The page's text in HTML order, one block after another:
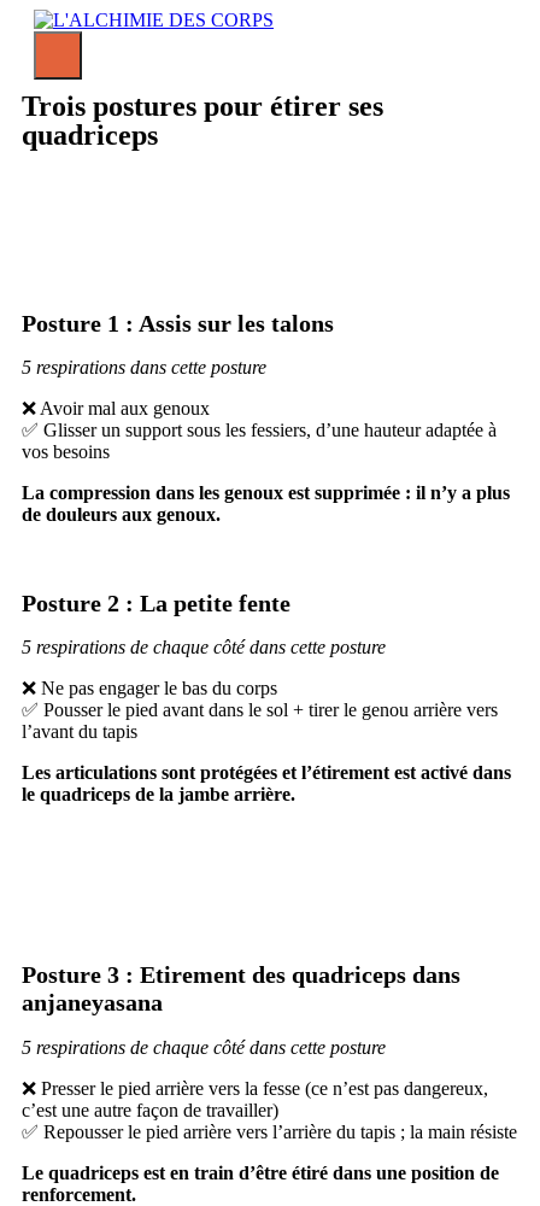
Trois postures pour étirer ses
quadriceps
Posture 1 : Assis sur les talons
5 respirations dans cette posture
❌ Avoir mal aux genoux
✅ Glisser un support sous les fessiers, d’une hauteur adaptée à
vos besoins
La compression dans les genoux est supprimée : il n’y a plus
de douleurs aux genoux.
Posture 2 : La petite fente
5 respirations de chaque côté dans cette posture
❌ Ne pas engager le bas du corps
✅ Pousser le pied avant dans le sol + tirer le genou arrière vers
l’avant du tapis
Les articulations sont protégées et l’étirement est activé dans
le quadriceps de la jambe arrière.
Posture 3 : Etirement des quadriceps dans
anjaneyasana
5 respirations de chaque côté dans cette posture
❌ Presser le pied arrière vers la fesse (ce n’est pas dangereux,
c’est une autre façon de travailler)
✅ Repousser le pied arrière vers l’arrière du tapis ; la main résiste
Le quadriceps est en train d’être étiré dans une position de
renforcement.